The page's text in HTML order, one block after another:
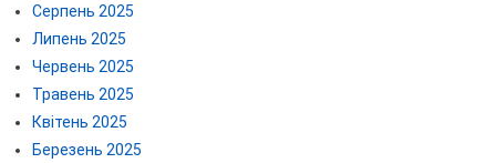
Серпень 2025
Липень 2025
Червень 2025
Травень 2025
Квітень 2025
Березень 2025